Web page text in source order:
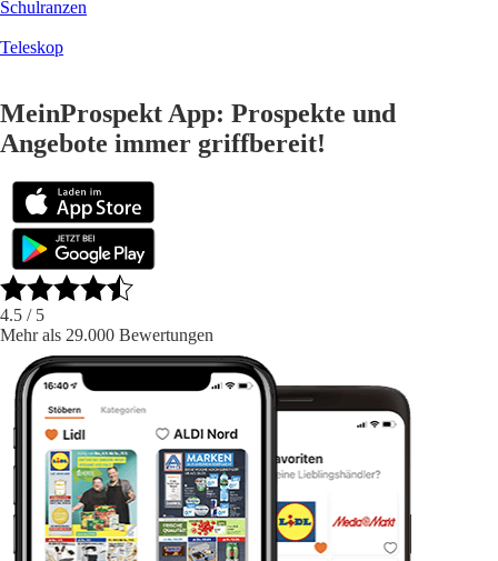
Schulranzen
Teleskop
MeinProspekt App: Prospekte und
Angebote immer griffbereit!
4.5 / 5
Mehr als 29.000 Bewertungen